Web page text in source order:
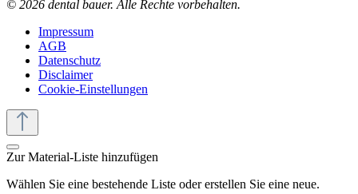
© 2026 dental bauer. Alle Rechte vorbehalten.
Impressum
AGB
Datenschutz
Disclaimer
Cookie-Einstellungen
Zur Material-Liste hinzufügen
Wählen Sie eine bestehende Liste oder erstellen Sie eine neue.